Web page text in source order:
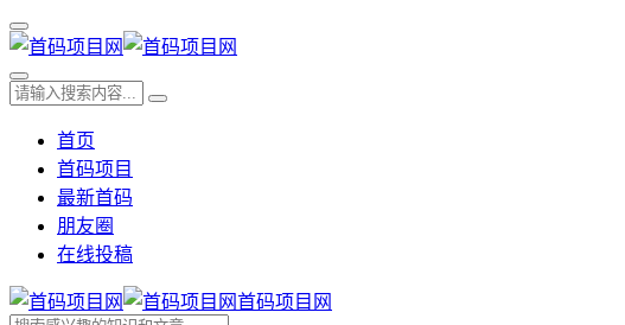
首页
首码项目
最新首码
朋友圈
在线投稿
首码项目网